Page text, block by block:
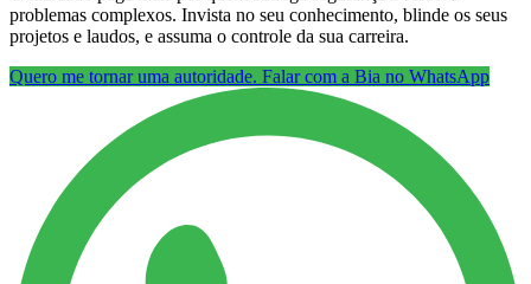
problemas complexos. Invista no seu conhecimento, blinde os seus
projetos e laudos, e assuma o controle da sua carreira.
Quero me tornar uma autoridade. Falar com a Bia no WhatsApp